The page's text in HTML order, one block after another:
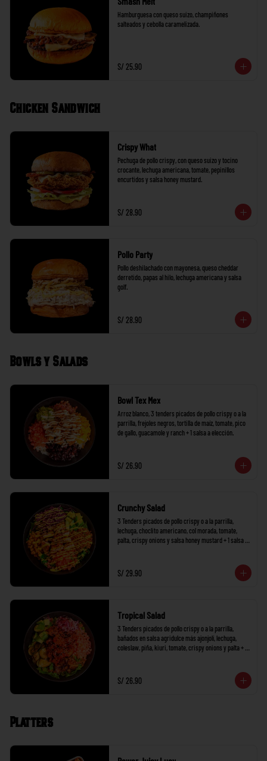
Hamburguesa con queso suizo, champiñones
salteados y cebolla caramelizada.
S/ 25.90
Chicken Sandwich
Crispy What
Pechuga de pollo crispy, con queso suizo y tocino
crocante, lechuga americana, tomate, pepinillos
encurtidos y salsa honey mustard.
S/ 28.90
Pollo Party
Pollo deshilachado con mayonesa, queso cheddar
derretido, papas al hilo, lechuga americana y salsa
golf.
S/ 28.90
Bowls y Salads
Bowl Tex Mex
Arroz blanco, 3 tenders picados de pollo crispy o a la
parrilla, frejoles negros, tortilla de maíz, tomate, pico
de gallo, guacamole y ranch + 1 salsa a elección.
S/ 26.90
Crunchy Salad
3 Tenders picados de pollo crispy o a la parrilla,
lechuga, choclito americano, col morada, tomate,
palta, crispy onions y salsa honey mustard + 1 salsa a
S/ 29.90
Tropical Salad
3 Tenders picados de pollo crispy o a la parrilla,
bañados en salsa agridulce más ajonjolí, lechuga,
coleslaw, piña, kiuri, tomate, crispy onions y palta + 1
S/ 26.90
Platters